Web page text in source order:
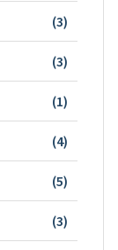
(3)
(3)
(1)
(4)
(5)
(3)